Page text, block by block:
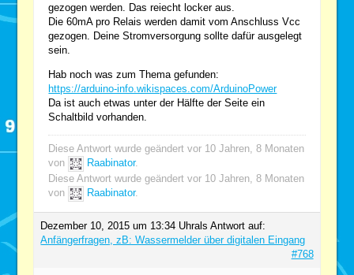
gezogen werden. Das reiecht locker aus.
Die 60mA pro Relais werden damit vom Anschluss Vcc
gezogen. Deine Stromversorgung sollte dafür ausgelegt
sein.
Hab noch was zum Thema gefunden:
https://arduino-info.wikispaces.com/ArduinoPower
Da ist auch etwas unter der Hälfte der Seite ein
Schaltbild vorhanden.
Diese Antwort wurde geändert vor 10 Jahren, 8 Monaten
von
Raabinator.
Diese Antwort wurde geändert vor 10 Jahren, 8 Monaten
von
Raabinator.
Dezember 10, 2015 um 13:34 Uhrals Antwort auf:
Anfängerfragen, zB: Wassermelder über digitalen Eingang
#768